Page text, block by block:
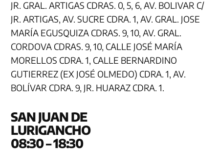
JR. GRAL. ARTIGAS CDRAS. 0, 5, 6, AV. BOLIVAR C/
JR. ARTIGAS, AV. SUCRE CDRA. 1, AV. GRAL. JOSE
MARÍA EGUSQUIZA CDRAS. 9, 10, AV. GRAL.
CORDOVA CDRAS. 9, 10, CALLE JOSÉ MARÍA
MORELLOS CDRA. 1, CALLE BERNARDINO
GUTIERREZ (EX JOSÉ OLMEDO) CDRA. 1, AV.
BOLÍVAR CDRA. 9, JR. HUARAZ CDRA. 1.
SAN JUAN DE
08:30 – 18:30